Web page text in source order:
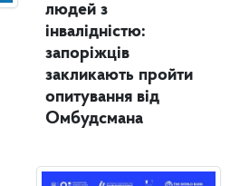
людей з
інвалідністю:
запоріжців
закликають пройти
опитування від
Омбудсмана